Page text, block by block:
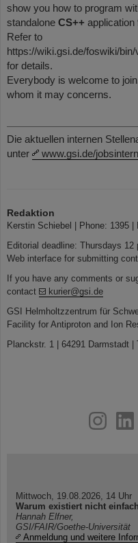
show you how to program
standalone CS++ application
Refer to
https://wiki.gsi.de/foswiki/
for details.
Everybody is welcome to
whom it may concerns.
Die aktuellen internen
unter
www.gsi.de/jobsintern
Redaktion
Kerstin Schiebel | Phone: 1395 |
Editorial deadline: Thursdays 12
Web interface for submitting
If you have any comments or
contact
kurier@gsi.de
GSI Helmholtzzentrum für
Facility for Antiproton and Ion
Planckstr. 1 | 64291 Darmstadt |
youtube
Mittwoch, 19.08.2026, 14 Uhr
Warum existiert nicht
Hannah Elfner,
GSI/FAIR/Goethe-Universität
Anmeldung und weitere